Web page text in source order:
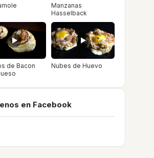
Manzanas
Hasselback
de Bacon
Nubes de Huevo
en Facebook